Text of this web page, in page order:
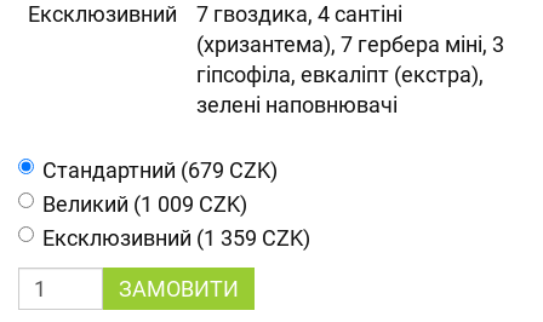
Ексклюзивний
7 гвоздика, 4 сантіні
(хризантема), 7 гербера міні, 3
гіпсофіла, евкаліпт (екстра),
зелені наповнювачі
Cтандартний (679 CZK)
Великий (1 009 CZK)
Ексклюзивний (1 359 CZK)
ЗАМОВИТИ